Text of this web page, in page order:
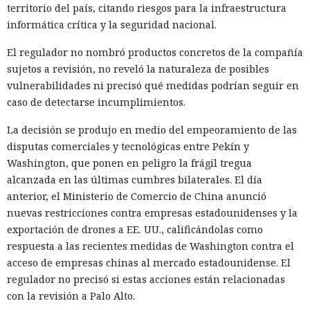
otros navegadores con IA.
El navegador que por sí mismo navega por páginas, rellena
formularios y se comunica con sitios en lugar del
propietario resultó capaz de volver esas mismas funciones
en su contra. En la conferencia de ciberseguridad Black Hat,
especialistas de la empresa Zenity mostraron cómo el
territorio del país, citando riesgos para la infraestructura
informática crítica y la seguridad nacional.
El regulador no nombró productos concretos de la compañía
sujetos a revisión, no reveló la naturaleza de posibles
vulnerabilidades ni precisó qué medidas podrían seguir en
caso de detectarse incumplimientos.
La decisión se produjo en medio del empeoramiento de las
disputas comerciales y tecnológicas entre Pekín y
Washington, que ponen en peligro la frágil tregua
alcanzada en las últimas cumbres bilaterales. El día
anterior, el Ministerio de Comercio de China anunció
nuevas restricciones contra empresas estadounidenses y la
exportación de drones a EE. UU., calificándolas como
respuesta a las recientes medidas de Washington contra el
acceso de empresas chinas al mercado estadounidense. El
regulador no precisó si estas acciones están relacionadas
con la revisión a Palo Alto.